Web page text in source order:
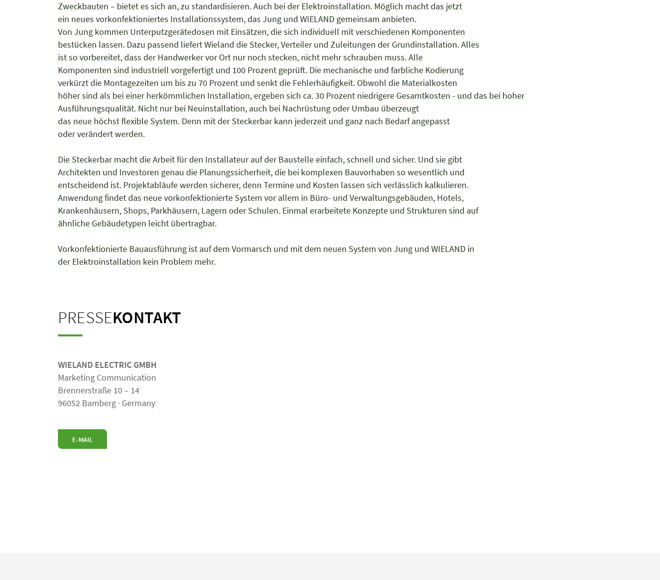
Zweckbauten – bietet es sich an, zu standardisieren. Auch bei der Elektroinstallation. Möglich macht das jetzt
ein neues vorkonfektioniertes Installationssystem, das Jung und WIELAND gemeinsam anbieten.
Von Jung kommen Unterputzgerätedosen mit Einsätzen, die sich individuell mit verschiedenen Komponenten
bestücken lassen. Dazu passend liefert Wieland die Stecker, Verteiler und Zuleitungen der Grundinstallation. Alles
ist so vorbereitet, dass der Handwerker vor Ort nur noch stecken, nicht mehr schrauben muss. Alle
Komponenten sind industriell vorgefertigt und 100 Prozent geprüft. Die mechanische und farbliche Kodierung
verkürzt die Montagezeiten um bis zu 70 Prozent und senkt die Fehlerhäufigkeit. Obwohl die Materialkosten
höher sind als bei einer herkömmlichen Installation, ergeben sich ca. 30 Prozent niedrigere Gesamtkosten - und das bei hoher
Ausführungsqualität. Nicht nur bei Neuinstallation, auch bei Nachrüstung oder Umbau überzeugt
das neue höchst flexible System. Denn mit der Steckerbar kann jederzeit und ganz nach Bedarf angepasst
oder verändert werden.
Die Steckerbar macht die Arbeit für den Installateur auf der Baustelle einfach, schnell und sicher. Und sie gibt
Architekten und Investoren genau die Planungssicherheit, die bei komplexen Bauvorhaben so wesentlich und
entscheidend ist. Projektabläufe werden sicherer, denn Termine und Kosten lassen sich verlässlich kalkulieren.
Anwendung findet das neue vorkonfektionierte System vor allem in Büro- und Verwaltungsgebäuden, Hotels,
Krankenhäusern, Shops, Parkhäusern, Lagern oder Schulen. Einmal erarbeitete Konzepte und Strukturen sind auf
ähnliche Gebäudetypen leicht übertragbar.
Vorkonfektionierte Bauausführung ist auf dem Vormarsch und mit dem neuen System von Jung und WIELAND in
der Elektroinstallation kein Problem mehr.
PRESSEKONTAKT
WIELAND ELECTRIC GMBH
Marketing Communication
Brennerstraße 10 – 14
96052 Bamberg · Germany
E-MAIL